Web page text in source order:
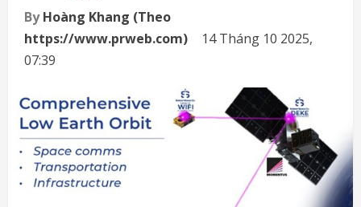
ByHoàng Khang (Theo
https://www.prweb.com)
14 Tháng 10 2025,
07:39